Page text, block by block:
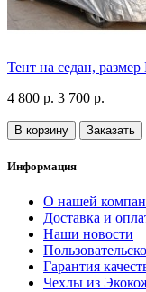
Тент на седан,
4 800 р. 3 700 р.
В корзину Заказать
Информация
О нашей
Доставка и
Наши новости
Гарантия
Чехлы из